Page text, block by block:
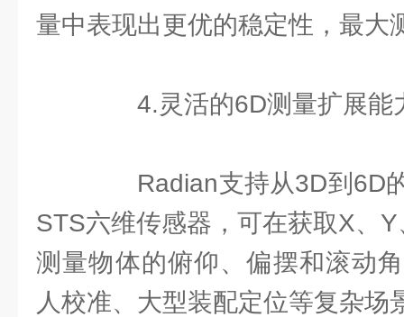
量中表现出更优的稳定性，最大
4.灵活的6D测量扩展能
Radian支持从3D到6D
STS六维传感器，可在获取X、
测量物体的俯仰、偏摆和滚动
人校准、大型装配定位等复杂场